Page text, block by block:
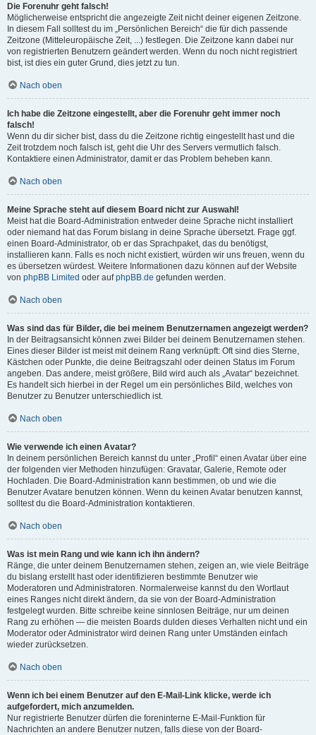
Die Forenuhr geht falsch!
Möglicherweise entspricht die angezeigte Zeit nicht deiner eigenen Zeitzone.
In diesem Fall solltest du im „Persönlichen Bereich“ die für dich passende
Zeitzone (Mitteleuropäische Zeit, ...) festlegen. Die Zeitzone kann dabei nur
von registrierten Benutzern geändert werden. Wenn du noch nicht registriert
bist, ist dies ein guter Grund, dies jetzt zu tun.
Nach oben
Ich habe die Zeitzone eingestellt, aber die Forenuhr geht immer noch
falsch!
Wenn du dir sicher bist, dass du die Zeitzone richtig eingestellt hast und die
Zeit trotzdem noch falsch ist, geht die Uhr des Servers vermutlich falsch.
Kontaktiere einen Administrator, damit er das Problem beheben kann.
Nach oben
Meine Sprache steht auf diesem Board nicht zur Auswahl!
Meist hat die Board-Administration entweder deine Sprache nicht installiert
oder niemand hat das Forum bislang in deine Sprache übersetzt. Frage ggf.
einen Board-Administrator, ob er das Sprachpaket, das du benötigst,
installieren kann. Falls es noch nicht existiert, würden wir uns freuen, wenn du
es übersetzen würdest. Weitere Informationen dazu können auf der Website
von phpBB Limited oder aufphpBB.de gefunden werden.
Nach oben
Was sind das für Bilder, die bei meinem Benutzernamen angezeigt werden?
In der Beitragsansicht können zwei Bilder bei deinem Benutzernamen stehen.
Eines dieser Bilder ist meist mit deinem Rang verknüpft: Oft sind dies Sterne,
Kästchen oder Punkte, die deine Beitragszahl oder deinen Status im Forum
angeben. Das andere, meist größere, Bild wird auch als „Avatar“ bezeichnet.
Es handelt sich hierbei in der Regel um ein persönliches Bild, welches von
Benutzer zu Benutzer unterschiedlich ist.
Nach oben
Wie verwende ich einen Avatar?
In deinem persönlichen Bereich kannst du unter „Profil“ einen Avatar über eine
der folgenden vier Methoden hinzufügen: Gravatar, Galerie, Remote oder
Hochladen. Die Board-Administration kann bestimmen, ob und wie die
Benutzer Avatare benutzen können. Wenn du keinen Avatar benutzen kannst,
solltest du die Board-Administration kontaktieren.
Nach oben
Was ist mein Rang und wie kann ich ihn ändern?
Ränge, die unter deinem Benutzernamen stehen, zeigen an, wie viele Beiträge
du bislang erstellt hast oder identifizieren bestimmte Benutzer wie
Moderatoren und Administratoren. Normalerweise kannst du den Wortlaut
eines Ranges nicht direkt ändern, da sie von der Board-Administration
festgelegt wurden. Bitte schreibe keine sinnlosen Beiträge, nur um deinen
Rang zu erhöhen — die meisten Boards dulden dieses Verhalten nicht und ein
Moderator oder Administrator wird deinen Rang unter Umständen einfach
wieder zurücksetzen.
Nach oben
Wenn ich bei einem Benutzer auf den E-Mail-Link klicke, werde ich
aufgefordert, mich anzumelden.
Nur registrierte Benutzer dürfen die foreninterne E-Mail-Funktion für
Nachrichten an andere Benutzer nutzen, falls diese von der Board-